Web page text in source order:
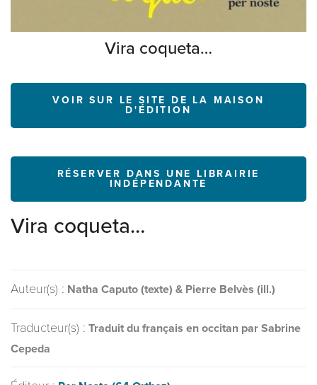
Vira coqueta…
VOIR SUR LE SITE DE LA MAISON
D'ÉDITION
RÉSERVER DANS UNE LIBRAIRIE
INDÉPENDANTE
Vira coqueta…
Auteur(s) : Natha Caputo (texte) & Pierre Belvès (ill.)
Traducteur(s) : Traduit du français en occitan par Sabrine
Cepeda